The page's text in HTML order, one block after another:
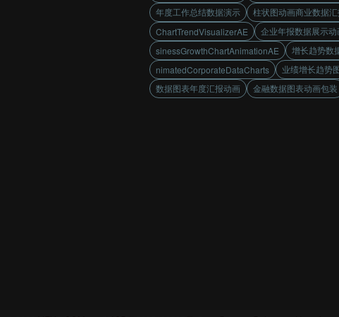
年度工作总结数据演示
柱状图动画商业数据汇
ChartTrendVisualizerAE
企业年报数据展示动
sinessGrowthChartAnimationAE
增长趋势数
nimatedCorporateDataCharts
业绩增长趋势
数据图表年度汇报动画
金融数据图表动画包装